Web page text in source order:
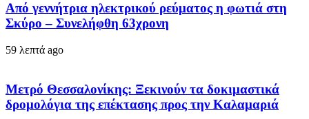
Από γεννήτρια ηλεκτρικού ρεύματος η φωτιά στη
Σκύρο – Συνελήφθη 63χρονη
59 λεπτά ago
Μετρό Θεσσαλονίκης: Ξεκινούν τα δοκιμαστικά
δρομολόγια της επέκτασης προς την Καλαμαριά